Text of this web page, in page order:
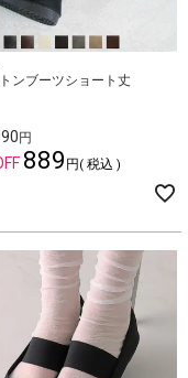
ンブーツショート丈
889 税込